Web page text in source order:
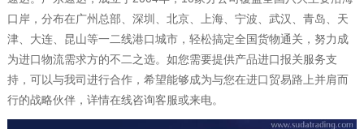
口岸，分布在广州总部、深圳、北京、上海、宁波、武汉、青岛、天
津、大连、昆山等一二线港口城市，轻松搞定全国货物通关，努力成
为进口物流需求方的不二之选。如您需要提供产品进口报关服务支
持，可以与我司进行合作，希望能够成为与您在进口贸易路上并肩而
行的战略伙伴，详情在线咨询客服或来电。